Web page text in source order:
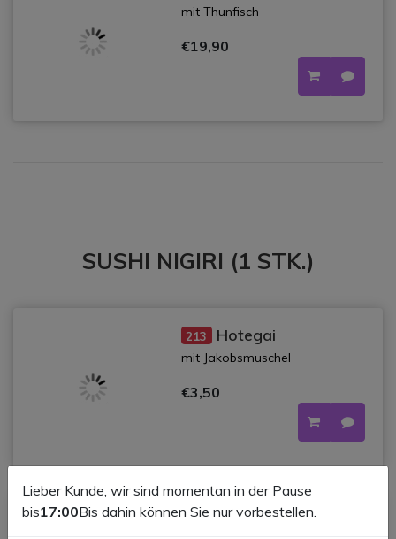
mit Thunfisch
€19,90
SUSHI NIGIRI (1 STK.)
213 Hotegai
mit Jakobsmuschel
€3,50
201 Tamagod
Lieber Kunde, wir sind momentan in der Pause
bis17:00Bis dahin können Sie nur vorbestellen.